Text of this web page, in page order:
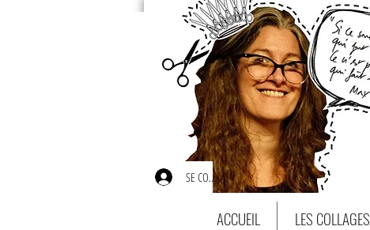
SE CONNECTER
ACCUEIL LES COLLAGES